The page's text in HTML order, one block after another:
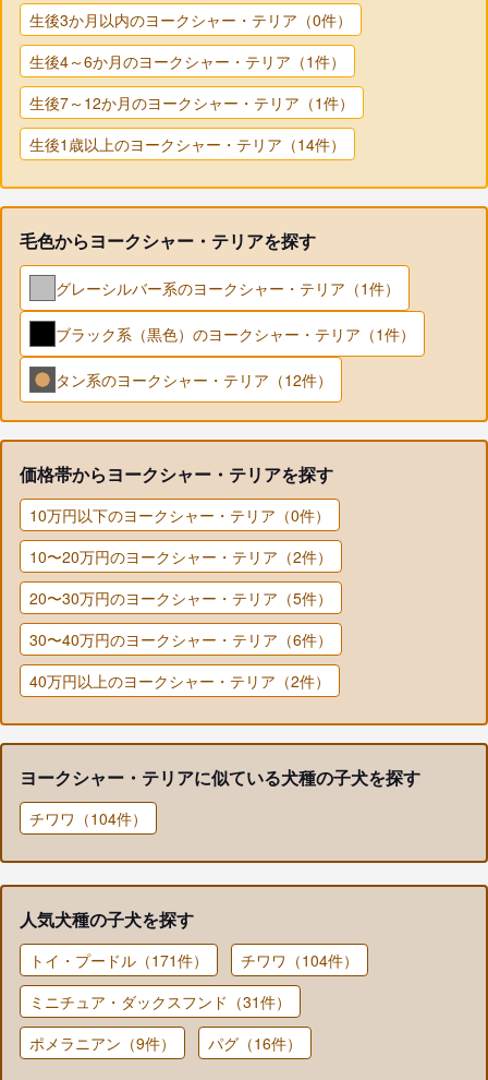
生後3か月以内のヨークシャー・テリア（0件）
生後4～6か月のヨークシャー・テリア（1件）
生後7～12か月のヨークシャー・テリア（1件）
生後1歳以上のヨークシャー・テリア（14件）
毛色からヨークシャー・テリアを探す
グレーシルバー系のヨークシャー・テリア（1件）
ブラック系（黒色）のヨークシャー・テリア（1件）
タン系のヨークシャー・テリア（12件）
価格帯からヨークシャー・テリアを探す
10万円以下のヨークシャー・テリア（0件）
10〜20万円のヨークシャー・テリア（2件）
20〜30万円のヨークシャー・テリア（5件）
30〜40万円のヨークシャー・テリア（6件）
40万円以上のヨークシャー・テリア（2件）
ヨークシャー・テリアに似ている犬種の子犬を探す
チワワ（104件）
人気犬種の子犬を探す
トイ・プードル（171件）
チワワ（104件）
ミニチュア・ダックスフンド（31件）
ポメラニアン（9件）
パグ（16件）